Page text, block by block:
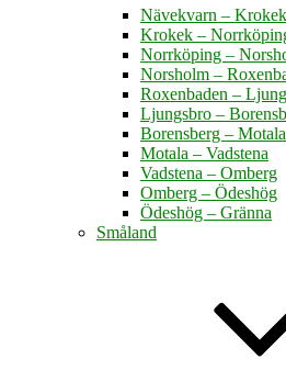
Nävekvarn – Krokek
Krokek –
Norrköping –
Norsholm –
Roxenbaden –
Ljungsbro –
Borensberg – Motala
Motala – Vadstena
Vadstena – Omberg
Omberg – Ödeshög
Ödeshög – Gränna
Småland